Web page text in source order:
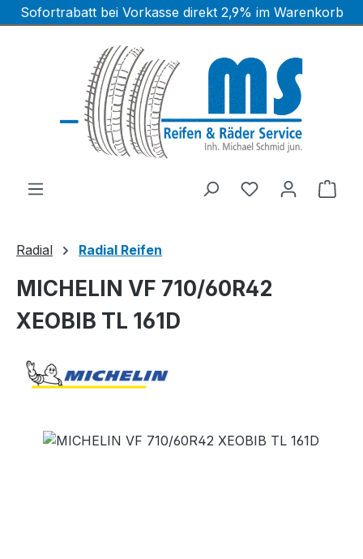
Zum Hauptinhalt springen
Sofortrabatt bei Vorkasse direkt 2,9% im Warenkorb
Radial Radial Reifen
MICHELIN VF 710/60R42
XEOBIB TL 161D
Bildergalerie überspringen